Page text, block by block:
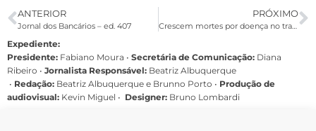
ANTERIOR
Jornal dos Bancários – ed. 407
PRÓXIMO
Crescem mortes por doença no trabalho e caem mortes por acidente
Expediente:
Presidente: Fabiano Moura • Secretária de Comunicação: Diana
Ribeiro • Jornalista Responsável: Beatriz Albuquerque
• Redação: Beatriz Albuquerque e Brunno Porto • Produção de
audiovisual: Kevin Miguel • Designer: Bruno Lombardi